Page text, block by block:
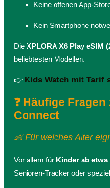
Keine offenen App-
Kein Smartphone
Die XPLORA X6 Play eSIM
beliebtesten Modellen.
👉 Kids Watch mit Tarif
❓ Häufige
Connect
👶 Für welches Alter
Vor allem für Kinder ab etwa
Senioren-Tracker oder